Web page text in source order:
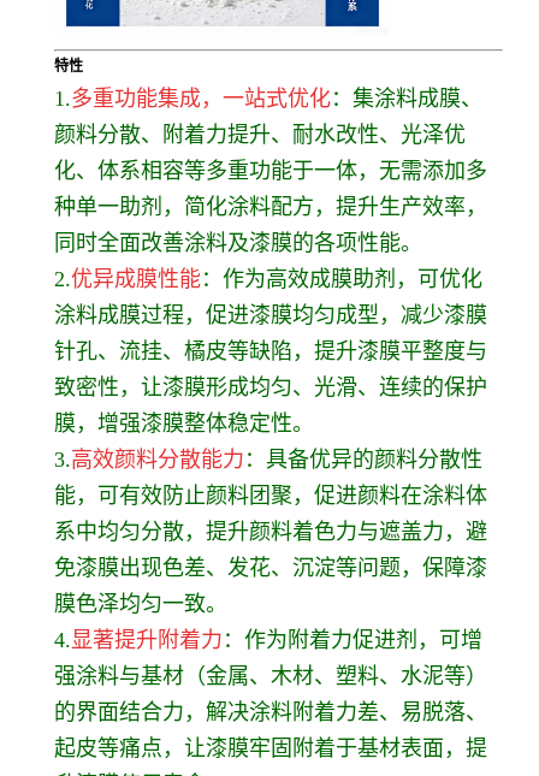
特性
1.多重功能集成，一站式优化：集涂料成膜、
颜料分散、附着力提升、耐水改性、光泽优
化、体系相容等多重功能于一体，无需添加多
种单一助剂，简化涂料配方，提升生产效率，
同时全面改善涂料及漆膜的各项性能。
2.优异成膜性能：作为高效成膜助剂，可优化
涂料成膜过程，促进漆膜均匀成型，减少漆膜
针孔、流挂、橘皮等缺陷，提升漆膜平整度与
致密性，让漆膜形成均匀、光滑、连续的保护
膜，增强漆膜整体稳定性。
3.高效颜料分散能力 ：具备优异的颜料分散性
能，可有效防止颜料团聚，促进颜料在涂料体
系中均匀分散，提升颜料着色力与遮盖力，避
免漆膜出现色差、发花、沉淀等问题，保障漆
膜色泽均匀一致。
4.显著提升附着力 ：作为附着力促进剂，可增
强涂料与基材（金属、木材、塑料、水泥等）
的界面结合力，解决涂料附着力差、易脱落、
起皮等痛点，让漆膜牢固附着于基材表面，提